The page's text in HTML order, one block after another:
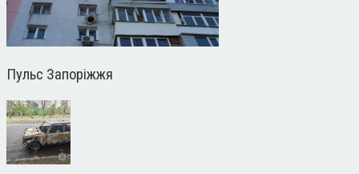
Пульс Запоріжжя